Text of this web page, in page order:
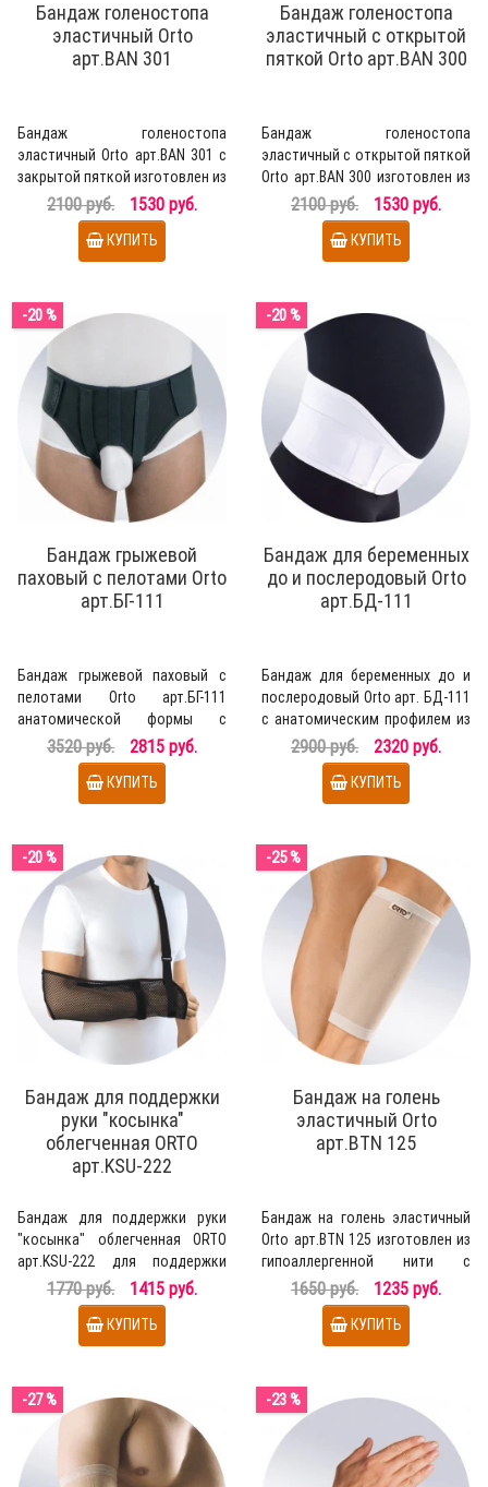
Бандаж голеностопа
эластичный Orto
арт.BAN 301
Бандаж голеностопа
эластичный Orto арт.BAN 301 с
закрытой пяткой изготовлен из
гипоаллергенной нити..
2100 руб. 1530 руб.
КУПИТЬ
Бандаж голеностопа
эластичный с открытой
пяткой Orto арт.BAN 300
Бандаж голеностопа
эластичный с открытой пяткой
Orto арт.BAN 300 изготовлен из
гипоаллергенной нити..
2100 руб. 1530 руб.
КУПИТЬ
-20 %
Бандаж грыжевой
паховый с пелотами Orto
арт.БГ-111
Бандаж грыжевой паховый с
пелотами Orto арт.БГ-111
анатомической формы с
пружинными ребрами жесткос..
3520 руб. 2815 руб.
КУПИТЬ
-20 %
Бандаж для беременных
до и послеродовый Orto
арт.БД-111
Бандаж для беременных до и
послеродовый Orto арт. БД-111
с анатомическим профилем из
эластичного пол..
2900 руб. 2320 руб.
КУПИТЬ
-20 %
Бандаж для поддержки
руки "косынка"
облегченная ORTO
арт.KSU-222
Бандаж для поддержки руки
"косынка" облегченная ORTO
арт.KSU-222 для поддержки
руки в функционально..
1770 руб. 1415 руб.
КУПИТЬ
-25 %
Бандаж на голень
эластичный Orto
арт.BTN 125
Бандаж на голень эластичный
Orto арт.BTN 125 изготовлен из
гипоаллергенной нити с
керамическим напы..
1650 руб. 1235 руб.
КУПИТЬ
-27 % -23 %